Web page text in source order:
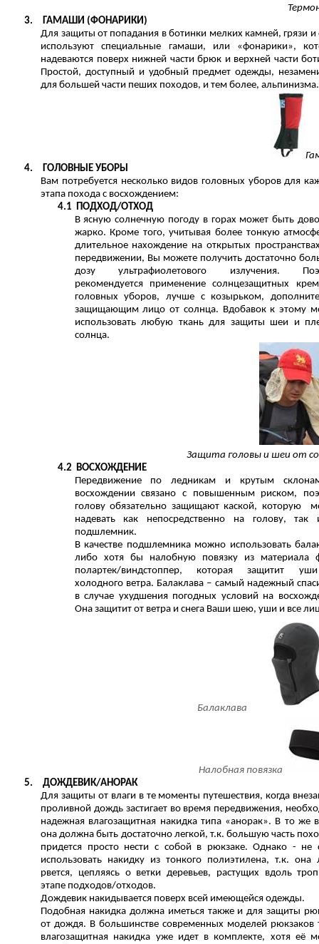
3.
ГАМАШИ (ФОНАРИКИ)
Для защиты от попадания в ботинки мелких камней, грязи и
используют специальные гамаши, или «фонарики»,
надеваются поверх нижней части брюк и верхней части
Простой, доступный и удобный предмет одежды,
для большей части пеших походов, и тем более, альпинизма.
4.
ГОЛОВНЫЕ УБОРЫ
Вам потребуется несколько видов головных уборов для
этапа похода с восхождением:
4.1 ПОДХОД/ОТХОД
В ясную солнечную погоду в горах может быть
жарко. Кроме того, учитывая более тонкую
длительное нахождение на открытых
передвижении, Вы можете получить достаточно
дозу ультрафиолетового излучения.
рекомендуется применение солнцезащитных
головных уборов, лучше с козырьком,
защищающим лицо от солнца. Вдобавок к этому
использовать любую ткань для защиты шеи и
солнца.
Защита головы и шеи от
4.2 ВОСХОЖДЕНИЕ
Передвижение по ледникам и крутым
восхождении связано с повышенным риском,
голову обязательно защищают каской, которую
надевать как непосредственно на голову,
подшлемник.
В качестве подшлемника можно использовать
либо хотя бы налобную повязку из материала
полартек/виндстоппер, которая защитит
холодного ветра. Балаклава – самый надежный
в случае ухудшения погодных условий на
Она защитит от ветра и снега Ваши шею, уши и все
Балаклава
Налобная повязка
5.
ДОЖДЕВИК/АНОРАК
Для защиты от влаги в те моменты путешествия, когда
проливной дождь застигает во время передвижения,
надежная влагозащитная накидка типа «анорак». В то же
она должна быть достаточно легкой, т.к. большую часть
придется просто нести с собой в рюкзаке. Однако - не
использовать накидку из тонкого полиэтилена, т.к. она
рвется, цепляясь о ветки деревьев, растущих вдоль
этапе подходов/отходов.
Дождевик накидывается поверх всей имеющейся одежды.
Подобная накидка должна иметься также и для защиты
от дождя. В большинстве современных моделей рюкзаков
влагозащитная накидка уже идет в комплекте, хотя её